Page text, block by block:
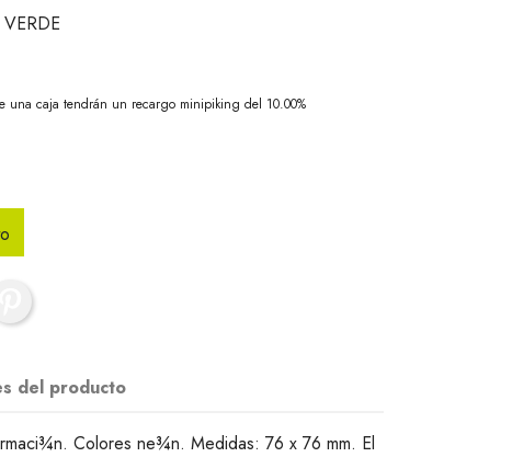
una caja tendrán un recargo minipiking del 10.00%
del producto
Colores ne¾n. Medidas: 76 x 76 mm. El